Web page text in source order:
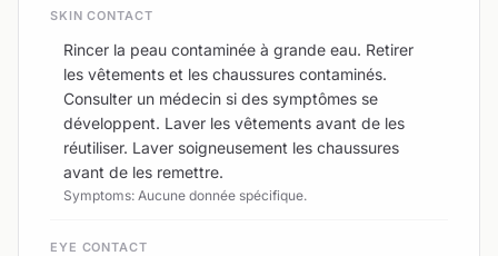
SKIN CONTACT
Rincer la peau contaminée à grande eau. Retirer
les vêtements et les chaussures contaminés.
Consulter un médecin si des symptômes se
développent. Laver les vêtements avant de les
réutiliser. Laver soigneusement les chaussures
avant de les remettre.
Symptoms: Aucune donnée spécifique.
EYE CONTACT